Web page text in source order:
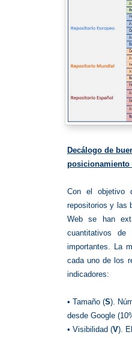
Decálogo de
posicionamiento
Con el objetivo
repositorios y las
Web se han
cuantitativos de
importantes. La
cada uno de los
indicadores:
• Tamaño (S).
desde Google
• Visibilidad (V).